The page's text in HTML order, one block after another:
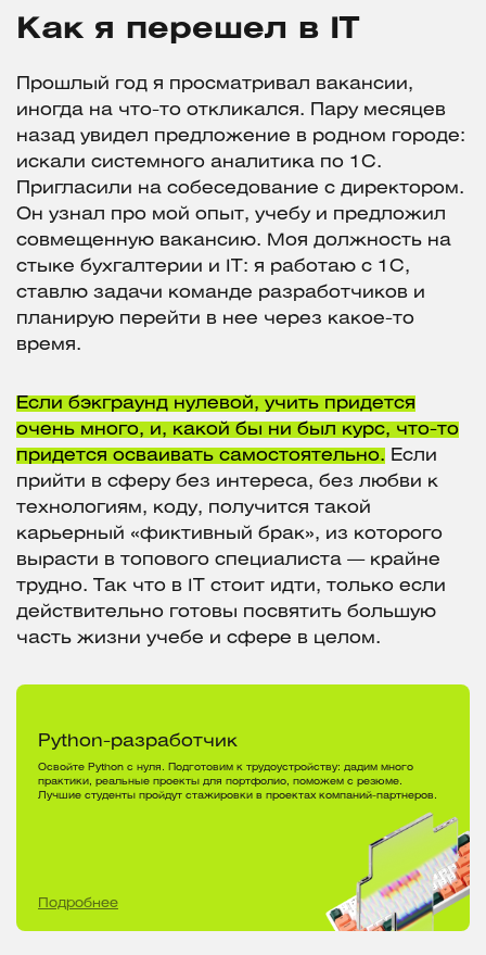
Как я перешел в IT
Прошлый год я просматривал вакансии,
иногда на что-то откликался. Пару месяцев
назад увидел предложение в родном городе:
искали системного аналитика по 1C.
Пригласили на собеседование с директором.
Он узнал про мой опыт, учебу и предложил
совмещенную вакансию. Моя должность на
стыке бухгалтерии и IT: я работаю с 1C,
ставлю задачи команде разработчиков и
планирую перейти в нее через какое-то
время.
Если бэкграунд нулевой, учить придется
очень много, и, какой бы ни был курс, что-то
придется осваивать самостоятельно. Если
прийти в сферу без интереса, без любви к
технологиям, коду, получится такой
карьерный «фиктивный брак», из которого
вырасти в топового специалиста — крайне
трудно. Так что в IT стоит идти, только если
действительно готовы посвятить большую
часть жизни учебе и сфере в целом.
Python-разработчик
Освойте Python с нуля. Подготовим к трудоустройству: дадим много
практики, реальные проекты для портфолио, поможем с резюме.
Лучшие студенты пройдут стажировки в проектах компаний-партнеров.
Подробнее